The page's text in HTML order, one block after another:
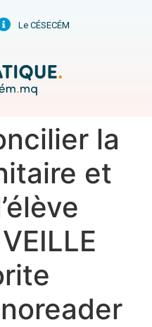
Le CÉSECÉM
la
et